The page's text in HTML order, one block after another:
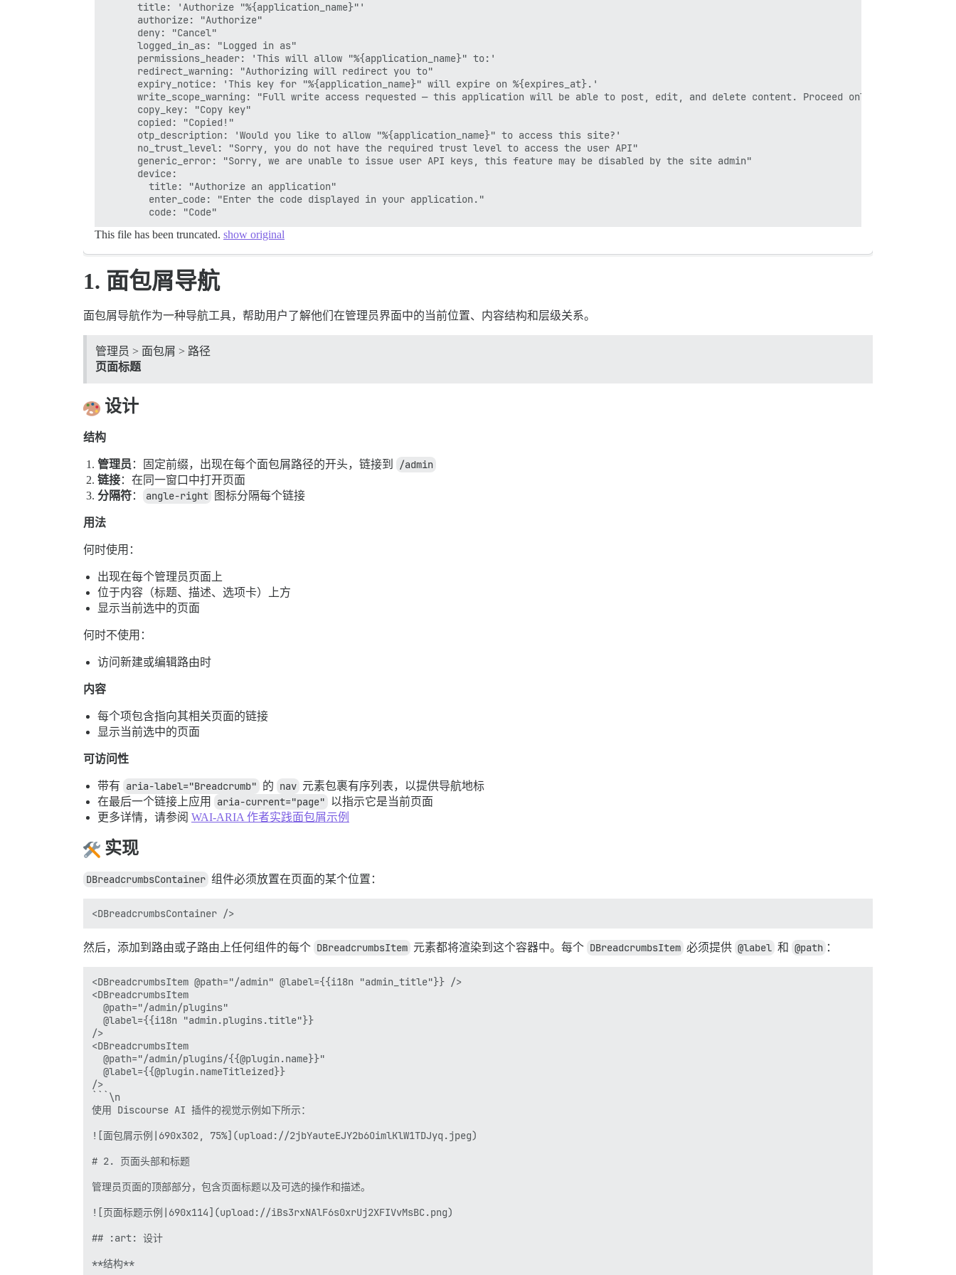
      title: 'Authorize "%{application_name}"'
      authorize: "Authorize"
      deny: "Cancel"
      logged_in_as: "Logged in as"
      permissions_header: 'This will allow "%{application_name}" to:'
      redirect_warning: "Authorizing will redirect you to"
      expiry_notice: 'This key for "%{application_name}" will expire on %{expires_at}.'
write_scope_warning: "Full write access requested — this application will be able to post, edit, and delete content. Proceed only if you fully
      copy_key: "Copy key"
      copied: "Copied!"
      otp_description: 'Would you like to allow "%{application_name}" to access this site?'
      no_trust_level: "Sorry, you do not have the required trust level to access the user API"
      generic_error: "Sorry, we are unable to issue user API keys, this feature may be disabled by the site admin"
      device:
        title: "Authorize an application"
        enter_code: "Enter the code displayed in your application."
This file has been truncated. show original
1. 面包屑导航
面包屑导航作为一种导航工具，帮助用户了解他们在管理员界面中的当前位置、内容结构和层级关系。
管理员 > 面包屑 > 路径
页面标题
设计
结构
管理员 ：固定前缀，出现在每个面包屑路径的开头，链接到 /admin
链接：在同一窗口中打开页面
分隔符： angle-right 图标分隔每个链接
用法
何时使用：
出现在每个管理员页面上
位于内容（标题、描述、选项卡）上方
显示当前选中的页面
何时不使用：
访问新建或编辑路由时
内容
每个项包含指向其相关页面的链接
显示当前选中的页面
可访问性
带有 aria-label="Breadcrumb" 的 nav 元素包裹有序列表，以提供导航地标
在最后一个链接上应用
aria-current="page" 以指示它是当前页面
更多详情，请参阅 WAI-ARIA 作者实践面包屑示例
实现
DBreadcrumbsContainer 组件必须放置在页面的某个位置：
然后，添加到路由或子路由上任何组件的每个 DBreadcrumbsItem 元素都将渲染到这个容器中。每个 DBreadcrumbsItem 必须提供 @label 和 @path ：
<DBreadcrumbsItem @path="/admin" @label={{i18n "admin_title"}} />
<DBreadcrumbsItem
  @path="/admin/plugins"
  @label={{i18n "admin.plugins.title"}}
/>
<DBreadcrumbsItem
  @path="/admin/plugins/{{@plugin.name}}"
  @label={{@plugin.nameTitleized}}
/>
```\n
使用 Discourse AI 插件的视觉示例如下所示：
![面包屑示例|690x302, 75%](upload://2jbYauteEJY2b6OimlKlW1TDJyq.jpeg)
# 2. 页面头部和标题
管理员页面的顶部部分，包含页面标题以及可选的操作和描述。
![页面标题示例|690x114](upload://iBs3rxNAlF6s0xrUj2XFIVvMsBC.png)
## :art: 设计
**结构**